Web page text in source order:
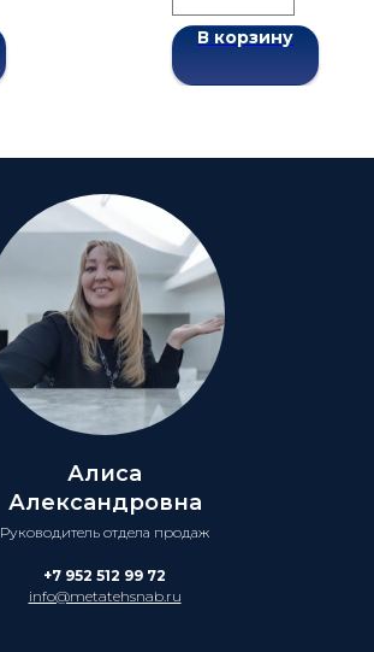
В корзину
Алиса
Александровна
Руководитель отдела продаж
+7 952 512 99 72
info@metatehsnab.ru